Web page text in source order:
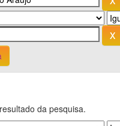
da pesquisa.